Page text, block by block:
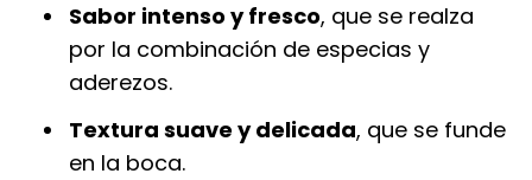
Sabor intenso y fresco, que se realza
por la combinación de especias y
aderezos.
Textura suave y delicada, que se funde
en la boca.